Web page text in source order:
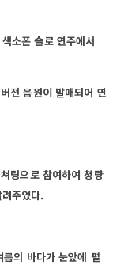
소폰 솔로 연주에서
전 음원이 발매되어 연
링으로 참여하여 청량
주었다.
의 바다가 눈앞에 펼